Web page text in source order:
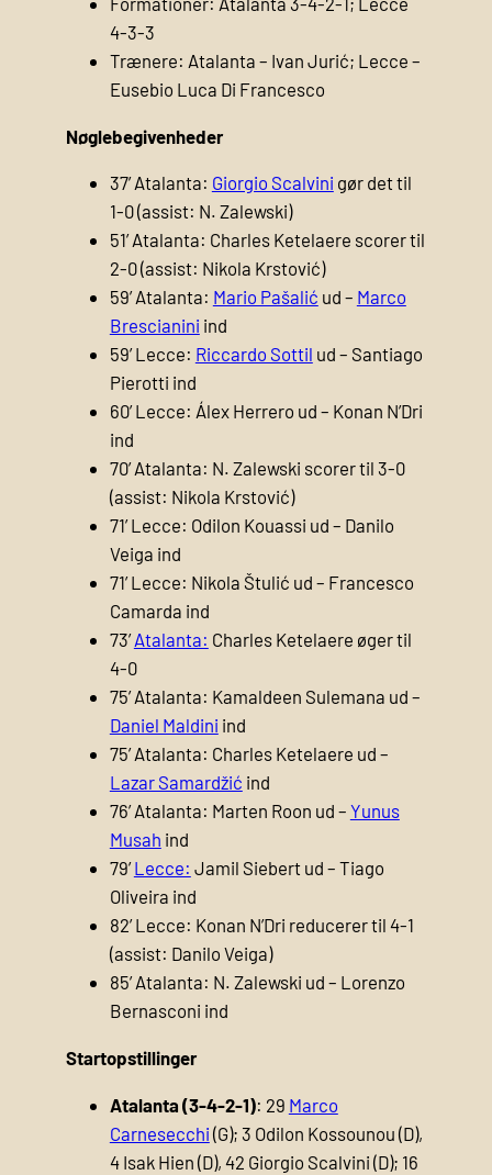
4-3-3
Trænere: Atalanta – Ivan Jurić; Lecce –
Eusebio Luca Di Francesco
Nøglebegivenheder
37’ Atalanta: Giorgio Scalvini gør det til
1-0 (assist: N. Zalewski)
51’ Atalanta: Charles Ketelaere scorer til
2-0 (assist: Nikola Krstović)
59’ Atalanta: Mario Pašalić ud – Marco
Brescianini ind
59’ Lecce: Riccardo Sottil ud – Santiago
Pierotti ind
60’ Lecce: Álex Herrero ud – Konan N’Dri
ind
70’ Atalanta: N. Zalewski scorer til 3-0
(assist: Nikola Krstović)
71’ Lecce: Odilon Kouassi ud – Danilo
Veiga ind
71’ Lecce: Nikola Štulić ud – Francesco
Camarda ind
73’Atalanta: Charles Ketelaere øger til
4-0
75’ Atalanta: Kamaldeen Sulemana ud –
Daniel Maldini ind
75’ Atalanta: Charles Ketelaere ud –
Lazar Samardžić ind
76’ Atalanta: Marten Roon ud – Yunus
Musah ind
79’Lecce: Jamil Siebert ud – Tiago
Oliveira ind
82’ Lecce: Konan N’Dri reducerer til 4-1
(assist: Danilo Veiga)
85’ Atalanta: N. Zalewski ud – Lorenzo
Bernasconi ind
Startopstillinger
Atalanta (3-4-2-1): 29 Marco
Carnesecchi (G); 3 Odilon Kossounou (D),
4 Isak Hien (D), 42 Giorgio Scalvini (D); 16